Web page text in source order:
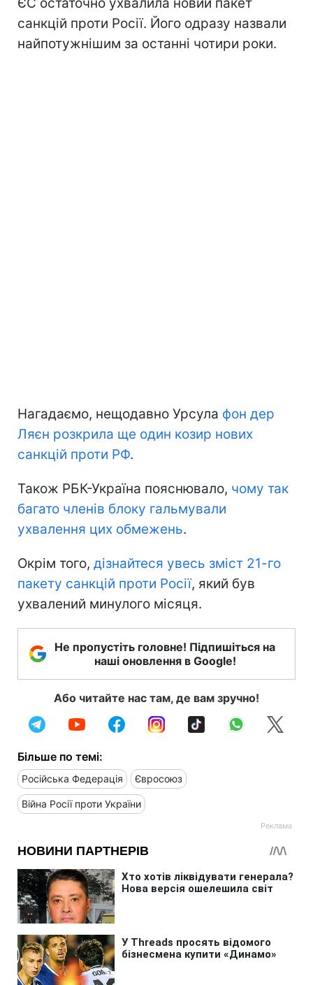
санкцій проти Росії. Його одразу назвали
найпотужнішим за останні чотири роки.
Нагадаємо, нещодавно Урсула фон дер
Ляєн розкрила ще один козир нових
санкцій проти РФ.
Також РБК-Україна пояснювало, чому так
багато членів блоку гальмували
ухвалення цих обмежень.
Окрім того, дізнайтеся увесь зміст 21-го
пакету санкцій проти Росії, який був
ухвалений минулого місяця.
Не пропустіть головне! Підпишіться на
наші оновлення в Google!
Або читайте нас там, де вам зручно!
Більше по темі:
Російська Федерація Євросоюз
Війна Росії проти України